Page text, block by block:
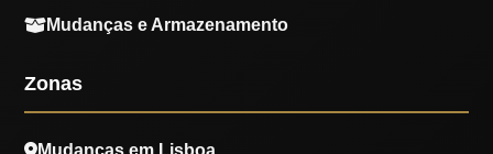
Mudanças e Armazenamento
Zonas
Mudanças em Lisboa